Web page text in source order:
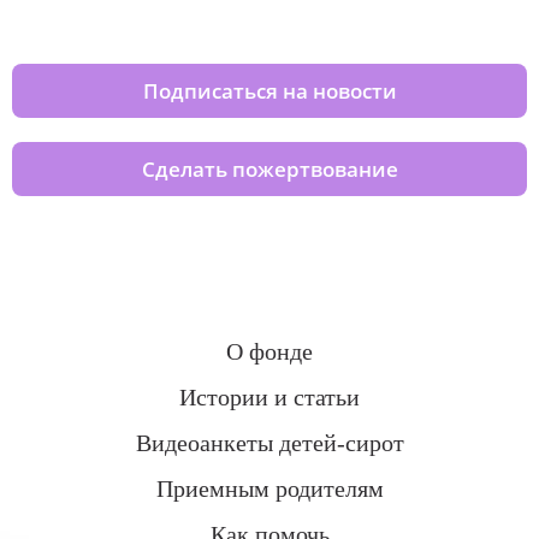
Подписаться на новости
Сделать пожертвование
О фонде
Истории и статьи
Видеоанкеты детей-сирот
Приемным родителям